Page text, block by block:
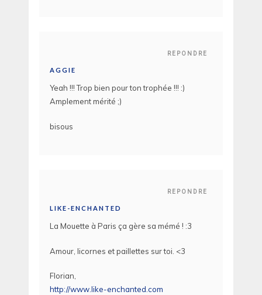
REPONDRE
AGGIE
Yeah !!! Trop bien pour ton trophée !!! :)
Amplement mérité ;)
bisous
REPONDRE
LIKE-ENCHANTED
La Mouette à Paris ça gère sa mémé ! :3
Amour, licornes et paillettes sur toi. <3
Florian,
http://www.like-enchanted.com